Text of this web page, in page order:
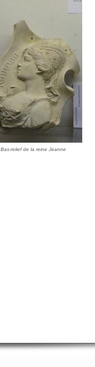
Bas-relief de la reine Jeanne